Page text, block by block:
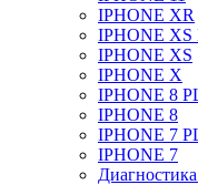
IPHONE XR
IPHONE
IPHONE XS
IPHONE X
IPHONE 8
IPHONE 8
IPHONE 7
IPHONE 7